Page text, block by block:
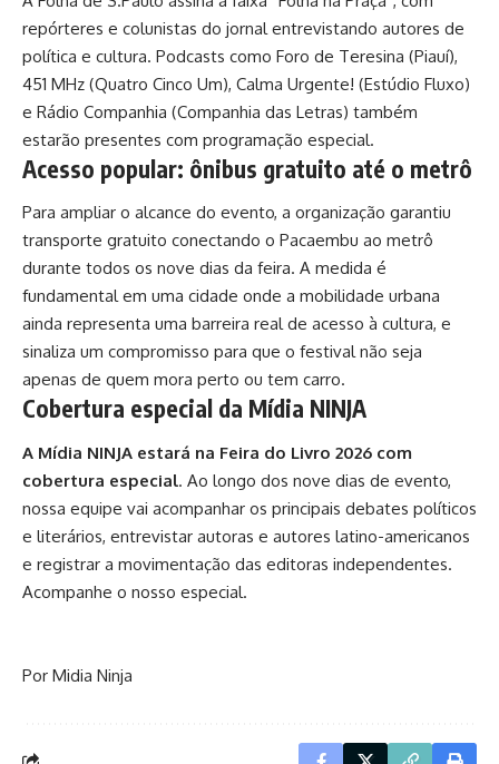
repórteres e colunistas do jornal entrevistando autores de
política e cultura. Podcasts como Foro de Teresina (Piauí),
451 MHz (Quatro Cinco Um), Calma Urgente! (Estúdio Fluxo)
e Rádio Companhia (Companhia das Letras) também
estarão presentes com programação especial.
Acesso popular: ônibus gratuito até o metrô
Para ampliar o alcance do evento, a organização garantiu
transporte gratuito conectando o Pacaembu ao metrô
durante todos os nove dias da feira. A medida é
fundamental em uma cidade onde a mobilidade urbana
ainda representa uma barreira real de acesso à cultura, e
sinaliza um compromisso para que o festival não seja
apenas de quem mora perto ou tem carro.
Cobertura especial da Mídia NINJA
A Mídia NINJA estará na Feira do Livro 2026 com
cobertura especial. Ao longo dos nove dias de evento,
nossa equipe vai acompanhar os principais debates políticos
e literários, entrevistar autoras e autores latino-americanos
e registrar a movimentação das editoras independentes.
Acompanhe o nosso especial.
Por Midia Ninja